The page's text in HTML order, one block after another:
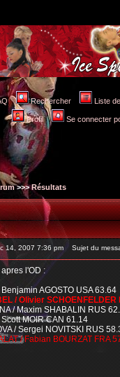
Rechercher Liste
Profil Se connecter
>>>Résultats
14, 2007 7:36 pm Sujet du
l'OD :
AGOSTO USA 63.64
/ Olivier SCHOENFELDER
/ Maxim SHABALIN RUS
MOIR CAN 61.14
/ Sergei NOVITSKI RUS
/ Fabian BOURZAT FRA